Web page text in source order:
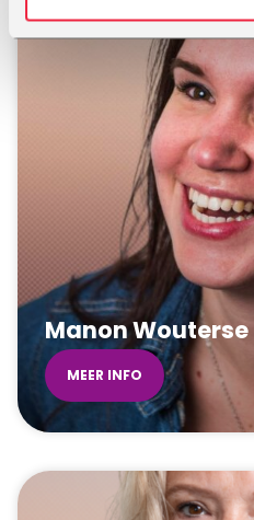
Manon Wouterse
MEER INFO